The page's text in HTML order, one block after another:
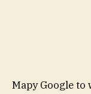
Mapy Google to